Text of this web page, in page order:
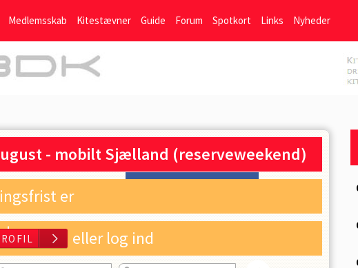
Medlemsskab Kitestævner Guide Forum Spotkort Links Nyheder
- mobilt Sjælland (reserveweekend)
er
eller log ind